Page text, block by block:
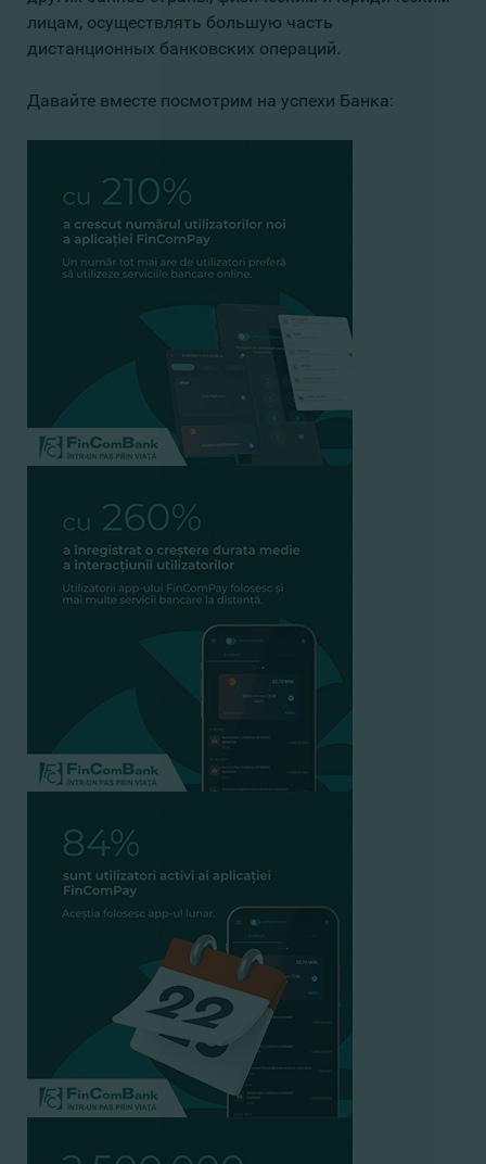
лицам, осуществлять большую часть
дистанционных банковских операций.
Давайте вместе посмотрим на успехи Банка: